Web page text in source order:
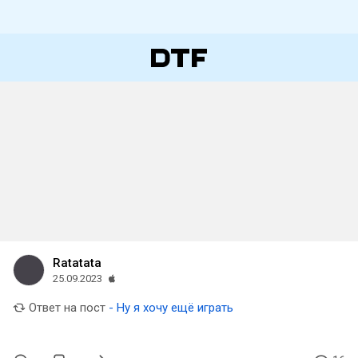
Ratatata
25.09.2023
Ответ на пост - Ну я хочу ещё играть